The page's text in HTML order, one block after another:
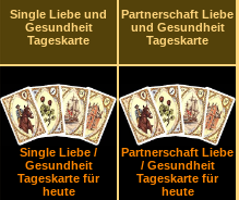
Single Liebe und
Gesundheit
Tageskarte
Partnerschaft Liebe
und Gesundheit
Tageskarte
Single Liebe /
Gesundheit
Tageskarte für
heute
Partnerschaft Liebe
/ Gesundheit
Tageskarte für
heute